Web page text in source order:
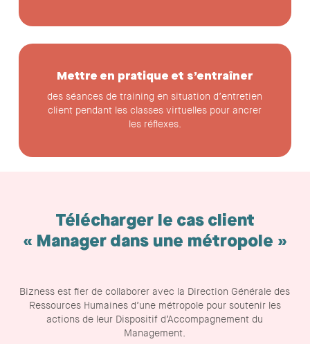
Mettre en pratique et s’entraîner
des séances de training en situation d’entretien
client pendant les classes virtuelles pour ancrer
les réflexes.
Télécharger le cas client
« Manager dans une métropole »
Bizness est fier de collaborer avec la Direction Générale des
Ressources Humaines d’une métropole pour soutenir les
actions de leur Dispositif d’Accompagnement du
Management.